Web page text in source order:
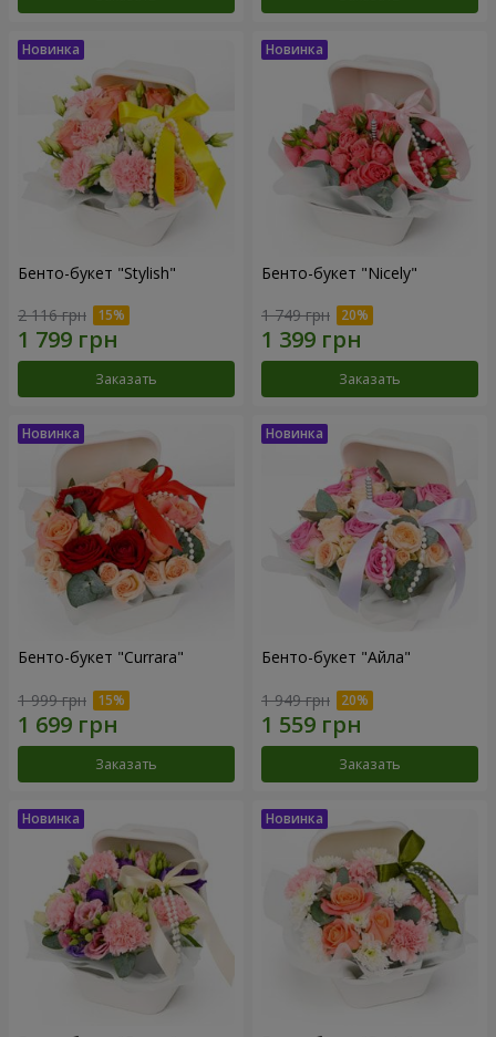
Бенто-букет "Stylish"
2 116 грн
Заказать
Бенто-букет "Nicely"
1 749 грн
Заказать
Бенто-букет "Currara"
1 999 грн
Заказать
Бенто-букет "Айла"
1 949 грн
Заказать